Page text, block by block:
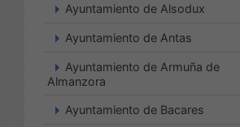
Ayuntamiento de Alsodux
Ayuntamiento de Antas
Ayuntamiento de Armuña de
Almanzora
Ayuntamiento de Bacares